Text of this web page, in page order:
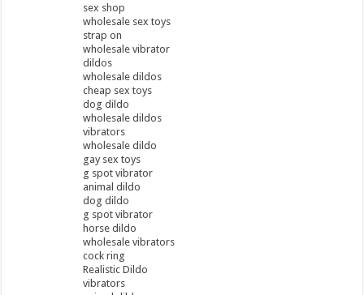
sex shop
wholesale sex toys
strap on
wholesale vibrator
dildos
wholesale dildos
cheap sex toys
dog dildo
wholesale dildos
vibrators
wholesale dildo
gay sex toys
g spot vibrator
animal dildo
dog dildo
g spot vibrator
horse dildo
wholesale vibrators
cock ring
Realistic Dildo
vibrators